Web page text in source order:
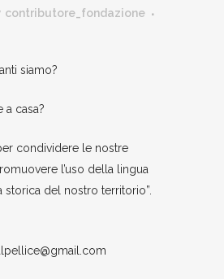
contributore_fondazione
siamo?
a casa?
condividere le nostre
l’uso della lingua
storica del nostro territorio”.